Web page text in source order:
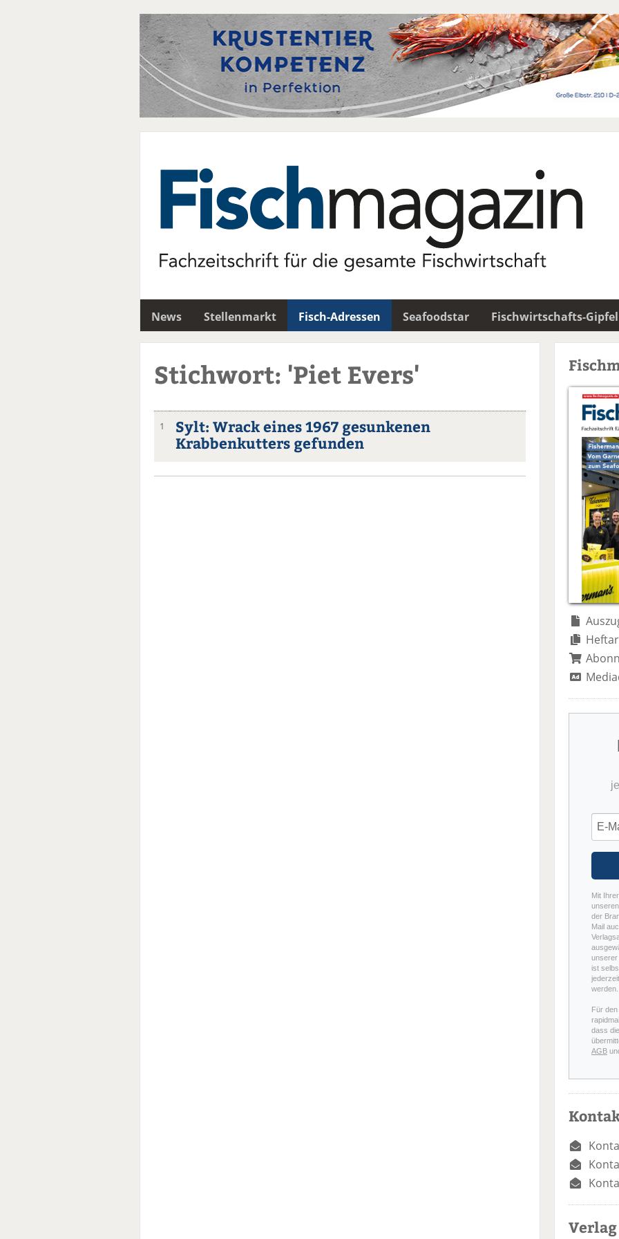
News Stellenmarkt Fisch-Adressen Seafoodstar Fischwirtschafts-Gipfel
Stichwort: 'Piet Evers'
1
Sylt: Wrack eines 1967 gesunkenen
Krabbenkutters gefunden
Mit
der
Mail
unserer
ist
werden.
Für
dass
AGB
Verlag